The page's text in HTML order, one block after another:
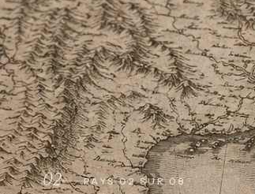
02 PAYS02SUR 08 ·